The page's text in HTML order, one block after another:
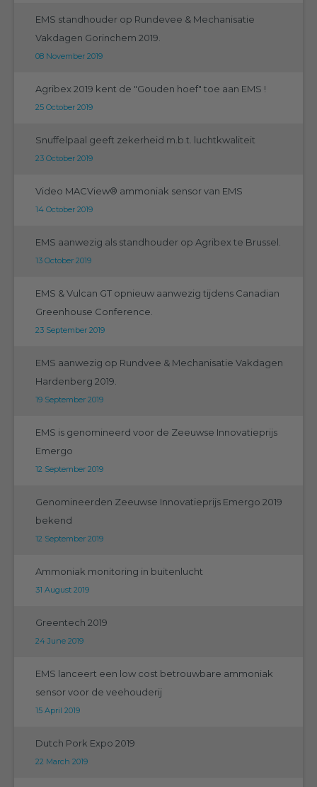
EMS standhouder op Rundevee & Mechanisatie
Vakdagen Gorinchem 2019.
08 November 2019
Agribex 2019 kent de "Gouden hoef" toe aan EMS !
25 October 2019
Snuffelpaal geeft zekerheid m.b.t. luchtkwaliteit
23 October 2019
Video MACView® ammoniak sensor van EMS
14 October 2019
EMS aanwezig als standhouder op Agribex te Brussel.
13 October 2019
EMS & Vulcan GT opnieuw aanwezig tijdens Canadian
Greenhouse Conference.
23 September 2019
EMS aanwezig op Rundvee & Mechanisatie Vakdagen
Hardenberg 2019.
19 September 2019
EMS is genomineerd voor de Zeeuwse Innovatieprijs
Emergo
12 September 2019
Genomineerden Zeeuwse Innovatieprijs Emergo 2019
bekend
12 September 2019
Ammoniak monitoring in buitenlucht
31 August 2019
Greentech 2019
24 June 2019
EMS lanceert een low cost betrouwbare ammoniak
sensor voor de veehouderij
15 April 2019
Dutch Pork Expo 2019
22 March 2019